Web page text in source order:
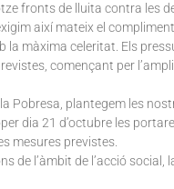
fronts de lluita contra les
així mateix el
màxima celeritat. Els
començant per
Pobresa, plantegem les
dia 21 d’octubre les
mesures previstes.
de l’àmbit de l’acció social,